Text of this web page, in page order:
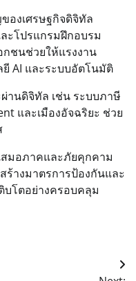
องเศรษฐกิจดิจิทัล
ะโปรแกรมฝึกอบรม
ชนช่วยให้แรงงาน
AI และระบบอัตโนมัติ
านดิจิทัล เช่น ระบบภาษี
และเมืองอัจฉริยะ ช่วย
มอภาคและภัยคุกคาม
ร้างมาตรการป้องกันและ
โตอย่างครอบคลุม